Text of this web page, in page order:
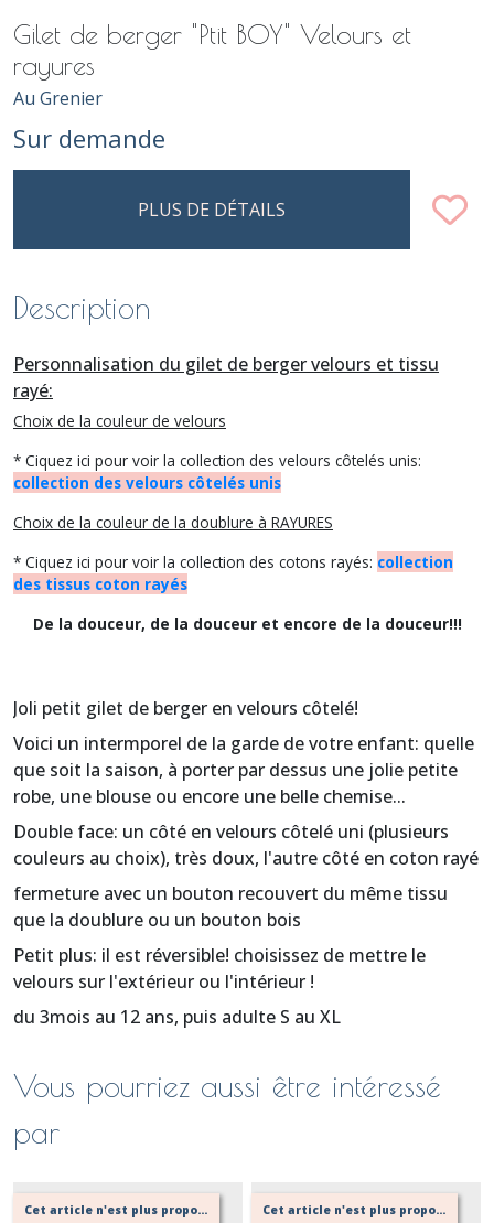
Gilet de berger "Ptit BOY" Velours et
rayures
Au Grenier
Sur demande
PLUS DE DÉTAILS
Description
Personnalisation du gilet de berger velours et tissu
rayé:
Choix de la couleur de velours
* Ciquez ici pour voir la collection des velours côtelés unis:
collection des velours côtelés unis
Choix de la couleur de la doublure à RAYURES
* Ciquez ici pour voir la collection des cotons rayés: collection
des tissus coton rayés
De la douceur, de la douceur et encore de la douceur!!!
Joli petit gilet de berger en velours côtelé!
Voici un intermporel de la garde de votre enfant: quelle
que soit la saison, à porter par dessus une jolie petite
robe, une blouse ou encore une belle chemise...
Double face: un côté en velours côtelé uni (plusieurs
couleurs au choix), très doux, l'autre côté en coton rayé
fermeture avec un bouton recouvert du même tissu
que la doublure ou un bouton bois
Petit plus: il est réversible! choisissez de mettre le
velours sur l'extérieur ou l'intérieur !
du 3mois au 12 ans, puis adulte S au XL
Vous pourriez aussi être intéressé
par
Cet article n'est plus proposé, retournez au menu principal ou contactez moi! Cet article n'est plus proposé, retournez au menu principal ou contactez moi!